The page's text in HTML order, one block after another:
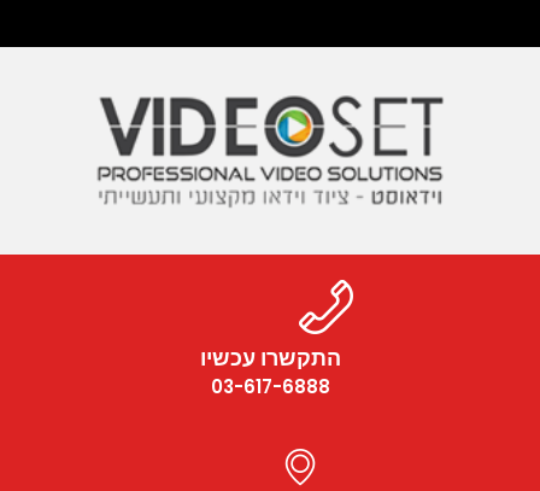
התקשרו עכשיו
03-617-6888